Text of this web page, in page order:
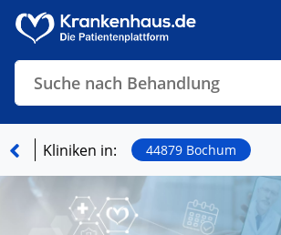
Suche nach Behandlung
Kliniken in: 44879 Bochum